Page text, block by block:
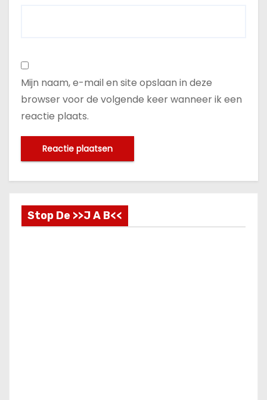
Mijn naam, e-mail en site opslaan in deze
browser voor de volgende keer wanneer ik een
reactie plaats.
Stop De >>J A B<<